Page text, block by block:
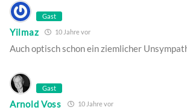
Gast
Yilmaz 10 Jahre vor
Auch optisch schon ein ziemlicher
Gast
Arnold Voss 10 Jahre vor